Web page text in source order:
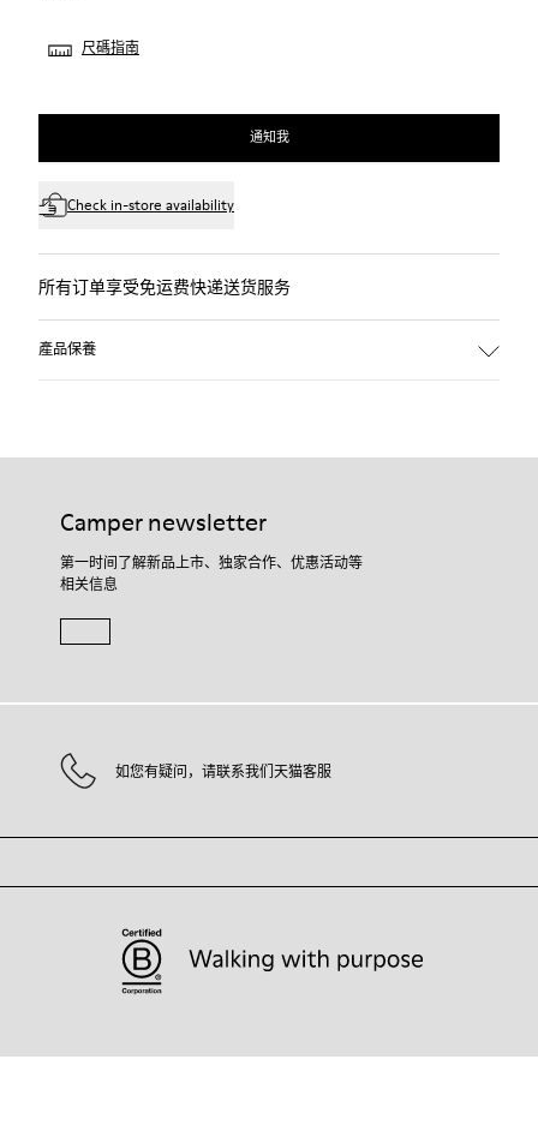
尺碼指南
通知我
Check in-store availability
所有订单享受免运费快递送货服务
產品保養
Camper newsletter
第一时间了解新品上市、独家合作、优惠活动等
相关信息
如您有疑问，请联系我们天猫客服